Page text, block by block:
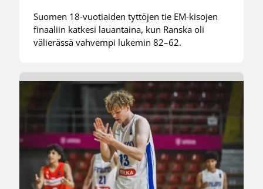
Suomen 18-vuotiaiden tyttöjen tie EM-kisojen
finaaliin katkesi lauantaina, kun Ranska oli
välierässä vahvempi lukemin 82–62.